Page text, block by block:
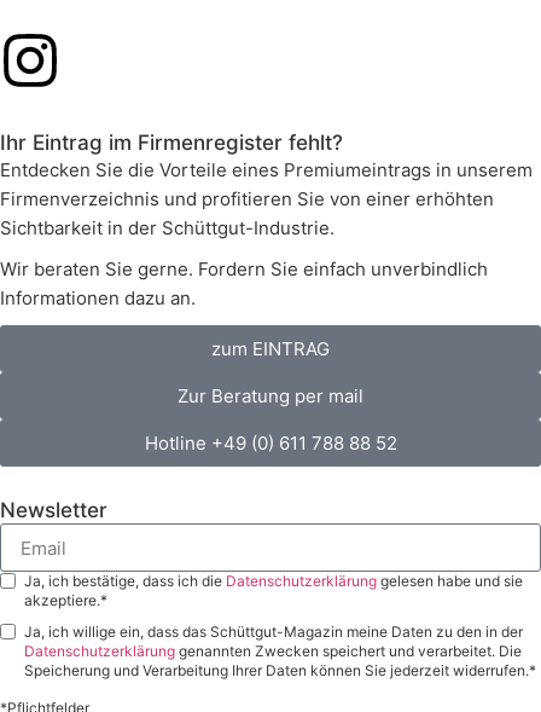
Ihr Eintrag im Firmenregister fehlt?
Entdecken Sie die Vorteile eines Premiumeintrags in unserem
Firmenverzeichnis und profitieren Sie von einer erhöhten
Sichtbarkeit in der Schüttgut-Industrie.
Wir beraten Sie gerne. Fordern Sie einfach unverbindlich
Informationen dazu an.
zum EINTRAG
Zur Beratung per mail
Hotline +49 (0) 611 788 88 52
Newsletter
Ja, ich bestätige, dass ich die Datenschutzerklärung gelesen habe und sie
akzeptiere.*
Ja, ich willige ein, dass das Schüttgut-Magazin meine Daten zu den in der
Datenschutzerklärung genannten Zwecken speichert und verarbeitet. Die
Speicherung und Verarbeitung Ihrer Daten können Sie jederzeit widerrufen.*
*Pflichtfelder